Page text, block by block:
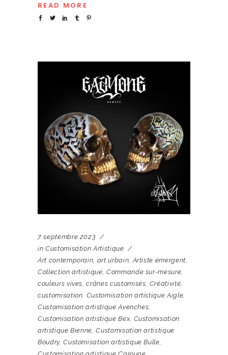
READ MORE
7 septembre 2023
in Customisation Artistique
Art contemporain, art urbain,Artiste émergent,
Collection artistique, Commande sur-mesure,
couleurs vives,crânes customisés, Créativité,
customisation, Customisation artistique Aigle,
Customisation artistique Avenches,
Customisation artistique Bex, Customisation
artistique Bienne,Customisation artistique
Boudry,Customisation artistique Bulle,